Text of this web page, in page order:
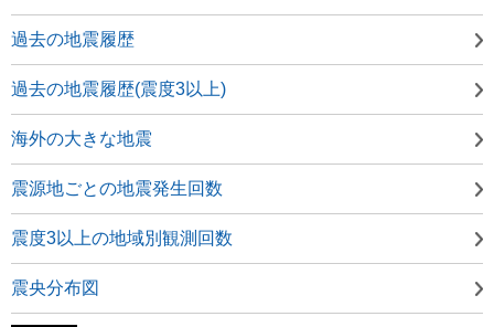
過去の地震履歴
過去の地震履歴(震度3以上)
海外の大きな地震
震源地ごとの地震発生回数
震度3以上の地域別観測回数
震央分布図